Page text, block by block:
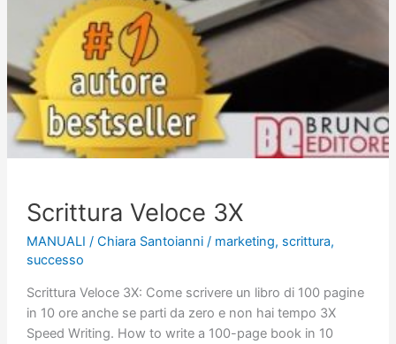
Scrittura Veloce 3X
MANUALI / Chiara Santoianni / marketing, scrittura,
successo
Scrittura Veloce 3X: Come scrivere un libro di 100 pagine
in 10 ore anche se parti da zero e non hai tempo 3X
Speed Writing. How to write a 100-page book in 10